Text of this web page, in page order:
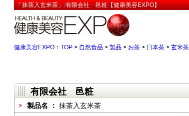
「抹茶入玄米茶」:有限会社 邑粧【健康美容EXPO】
健康美容EXPO：TOP > 自然食品 > 製品 > お茶 > 日本茶 > 玄米茶
有限会社 邑粧
製品名 ： 抹茶入玄米茶